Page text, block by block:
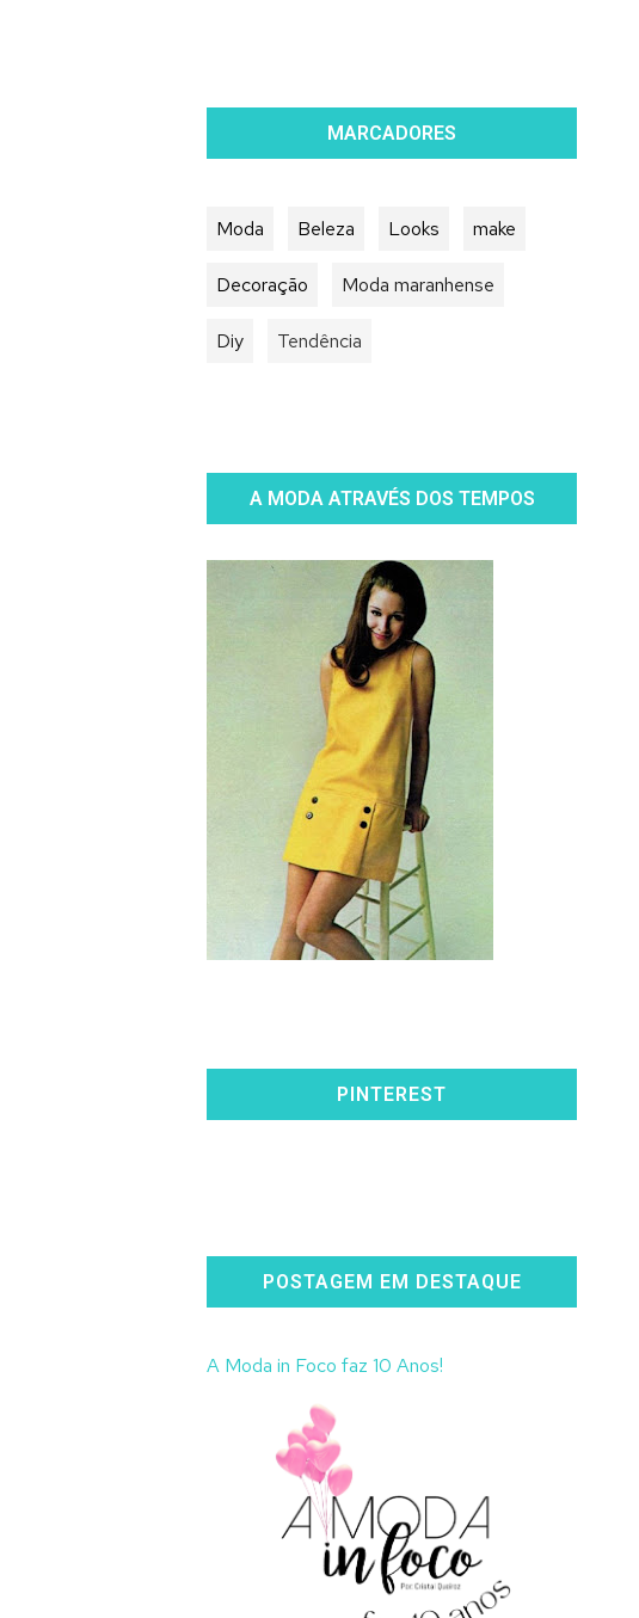
MARCADORES
Moda Beleza Looks make
Decoração Moda maranhense
Diy Tendência
A MODA ATRAVÉS DOS TEMPOS
PINTEREST
POSTAGEM EM DESTAQUE
A Moda in Foco faz 10 Anos!